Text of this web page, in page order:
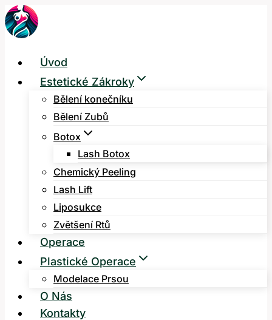
Přeskočit
na
Úvod
Estetické Zákroky
Bělení konečníku
Bělení Zubů
Botox
Lash Botox
Chemický Peeling
Lash Lift
Liposukce
Zvětšení Rtů
Operace
Plastické Operace
Modelace Prsou
O Nás
Kontakty